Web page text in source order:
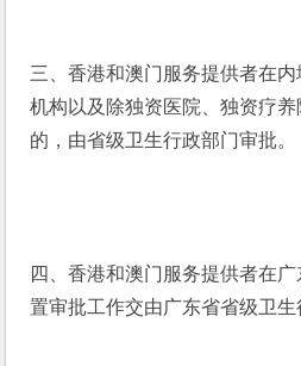
三、香港和澳门服务提供者在
机构以及除独资医院、独资疗
的，由省级卫生行政部门审批。
四、香港和澳门服务提供者在
置审批工作交由广东省省级卫生